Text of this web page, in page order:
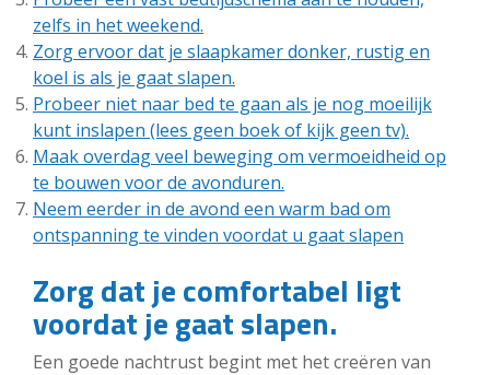
zelfs in het weekend.
Zorg ervoor dat je slaapkamer donker, rustig en
koel is als je gaat slapen.
Probeer niet naar bed te gaan als je nog moeilijk
kunt inslapen (lees geen boek of kijk geen tv).
Maak overdag veel beweging om vermoeidheid op
te bouwen voor de avonduren.
Neem eerder in de avond een warm bad om
ontspanning te vinden voordat u gaat slapen
Zorg dat je comfortabel ligt
voordat je gaat slapen.
Een goede nachtrust begint met het creëren van